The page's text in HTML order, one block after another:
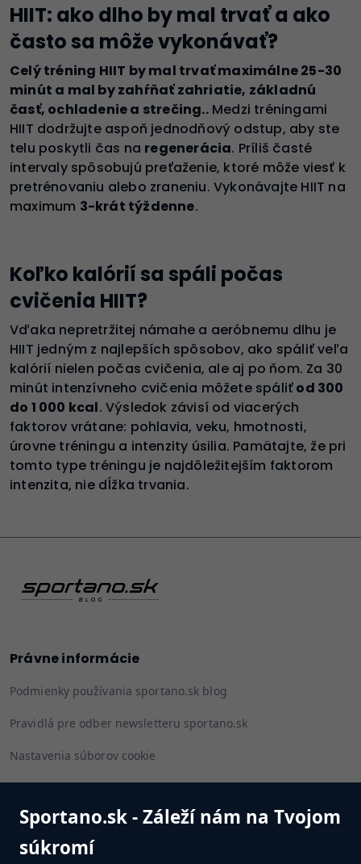
Sportano.sk - Záleží nám na Tvojom
súkromí
HIIT: ako dlho by mal trvať a ako
často sa môže vykonávať?
Celý tréning HIIT by mal trvať maximálne 25-30
minút a mal by zahŕňať zahriatie, základnú
časť, ochladenie a strečing..Medzi tréningami
HIIT dodržujte aspoň jednodňový odstup, aby ste
telu poskytli čas na regenerácia. Príliš časté
intervaly spôsobujú preťaženie, ktoré môže viesť k
pretrénovaniu alebo zraneniu. Vykonávajte HIIT na
maximum 3-krát týždenne.
Koľko kalórií sa spáli počas
cvičenia HIIT?
Vďaka nepretržitej námahe a aeróbnemu dlhu je
HIIT jedným z najlepších spôsobov, ako spáliť veľa
kalórií nielen počas cvičenia, ale aj po ňom. Za 30
minút intenzívneho cvičenia môžete spáliťod 300
do 1 000 kcal. Výsledok závisí od viacerých
faktorov vrátane: pohlavia, veku, hmotnosti,
úrovne tréningu a intenzity úsilia. Pamätajte, že pri
tomto type tréningu je najdôležitejším faktorom
intenzita, nie dĺžka trvania.
Právne informácie
Podmienky používania sportano.sk blog
Pravidlá pre odber newsletteru sportano.sk
Nastavenia súborov cookie
Sledujte nás